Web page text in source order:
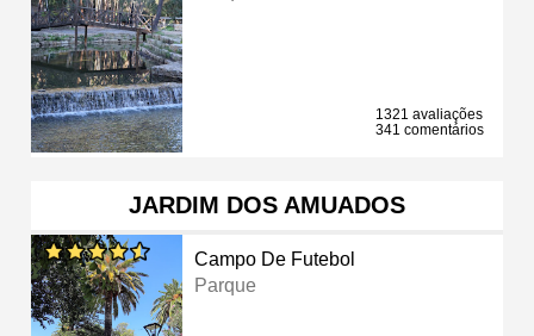
1321 avaliações
341 comentários
JARDIM DOS AMUADOS
Campo De Futebol
Parque